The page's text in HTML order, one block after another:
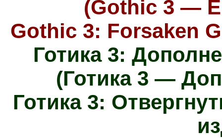
(Gothic 3 —
Gothic 3: Forsaken
Готика 3:
(Готика 3 —
Готика 3: